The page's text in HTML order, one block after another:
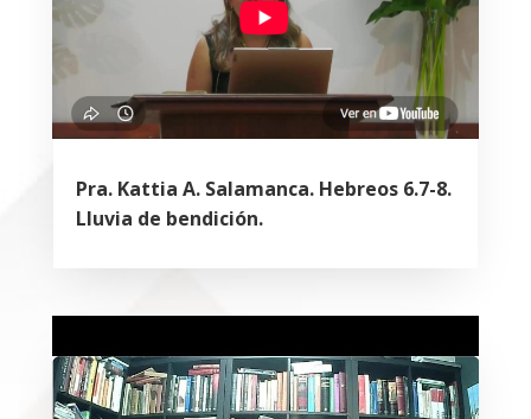
Pra. Kattia A. Salamanca. Hebreos 6.7-8.
Lluvia de bendición.